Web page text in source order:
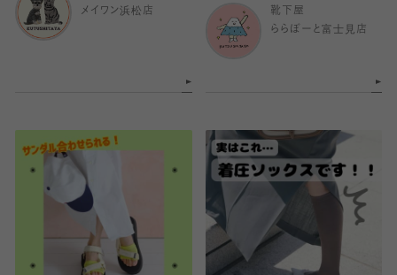
メイワン浜松店
靴下屋
ららぽーと富士見店